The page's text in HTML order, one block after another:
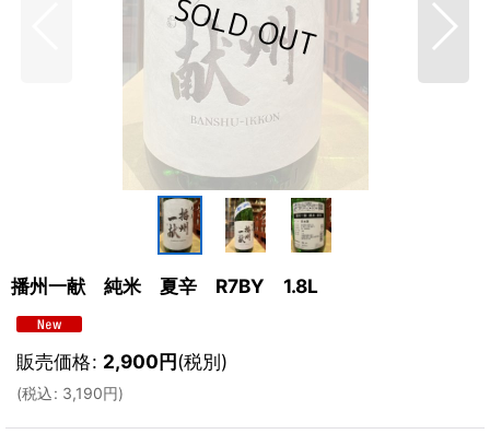
播州一献 純米 夏辛 R7BY 1.8L
販売価格: 2,900円(税別)
(税込: 3,190円)